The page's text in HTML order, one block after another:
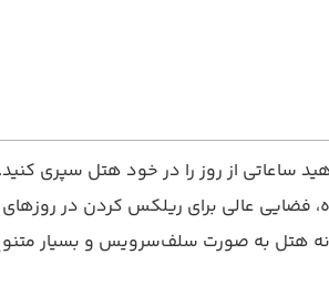
ساعاتی از روز را در خود هتل سپری کنید.
فضایی عالی برای ریلکس کردن در روزهای
هتل به صورت سلف‌سرویس و بسیار